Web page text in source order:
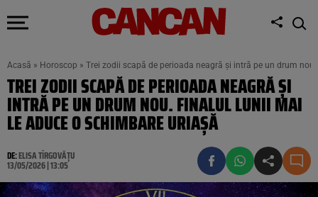
Acasă » Horoscop » Trei zodii scapă de perioada neagră și intră pe un drum
TREI ZODII SCAPĂ DE PERIOADA NEAGRĂ ȘI
INTRĂ PE UN DRUM NOU. FINALUL LUNII MAI
LE ADUCE O SCHIMBARE URIAȘĂ
DE:ELISA TÎRGOVĂȚU
13/05/2026 | 13:05